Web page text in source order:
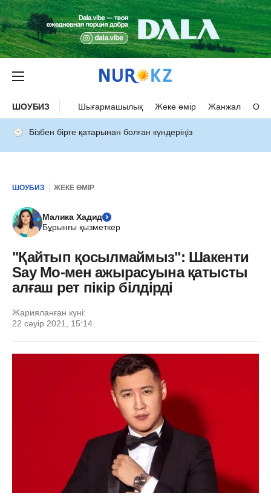
ШОУБИЗ Шығармашылық Жеке өмір Жанжал
Бізбен бірге қатарынан болған күндеріңіз
ШОУБИЗ ЖЕКЕ ӨМІР
Малика Хадид
Бұрынғы қызметкер
"Қайтып қосылмаймыз": Шакенти
Say Mo-мен ажырасуына қатысты
алғаш рет пікір білдірді
Жарияланған күні:
22 сәуір 2021, 15:14